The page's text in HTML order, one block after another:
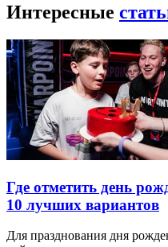
Интересные
Где отметить день
10 лучших вариантов
Для празднования дня